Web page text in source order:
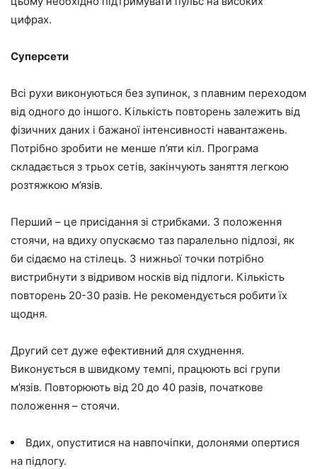
цифрах.
Суперсети
Всі рухи виконуються без зупинок, з плавним переходом
від одного до іншого. Кількість повторень залежить від
фізичних даних і бажаної інтенсивності навантажень.
Потрібно зробити не менше п’яти кіл. Програма
складається з трьох сетів, закінчують заняття легкою
розтяжкою м’язів.
Перший – це присідання зі стрибками. З положення
стоячи, на вдиху опускаємо таз паралельно підлозі, як
би сідаємо на стілець. З нижньої точки потрібно
вистрибнути з відривом носків від підлоги. Кількість
повторень 20-30 разів. Не рекомендується робити їх
щодня.
Другий сет дуже ефективний для схуднення.
Виконується в швидкому темпі, працюють всі групи
м’язів. Повторюють від 20 до 40 разів, початкове
положення – стоячи.
Вдих, опуститися на навпочіпки, долонями опертися
на підлогу.